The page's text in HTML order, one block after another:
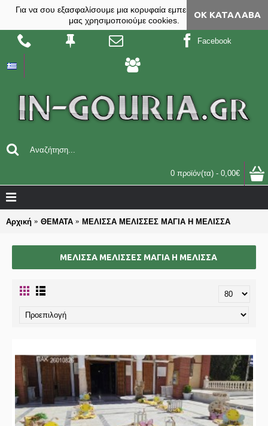
Για να σου εξασφαλίσουμε μια κορυφαία εμπειρία, στο site
μας χρησιμοποιούμε cookies.
ΟΚ ΚΑΤΆΛΑΒΑ
Facebook
0 προϊόν(τα) - 0,00€
Αρχική ΘΕΜΑΤΑ ΜΕΛΙΣΣΑ ΜΕΛΙΣΣΕΣ ΜΑΓΙΑ Η ΜΕΛΙΣΣΑ
ΜΕΛΙΣΣΑ ΜΕΛΙΣΣΕΣ ΜΑΓΙΑ Η ΜΕΛΙΣΣΑ